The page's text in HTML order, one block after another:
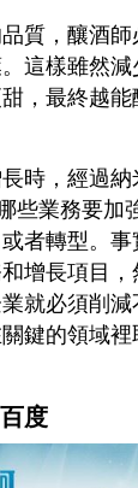
質，釀酒
這樣雖然
，最終越
時，經過
些業務要加
者轉型。事
增長項目
就必須削減
鍵的領域
度